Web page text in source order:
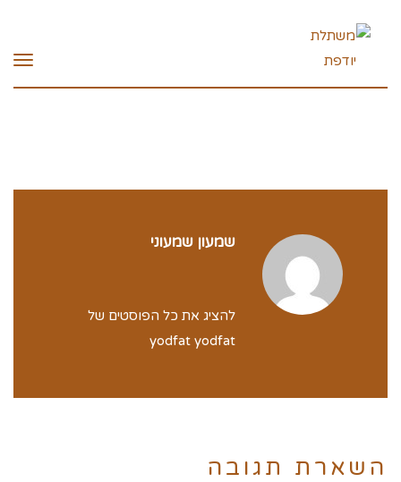
שמעון שמעוני
להציג את כל הפוסטים של
yodfat yodfat
השארת תגובה